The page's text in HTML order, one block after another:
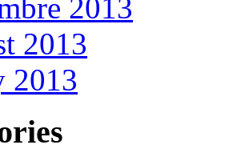
2013
2013
2013